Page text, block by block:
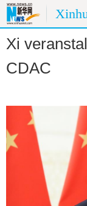
HOME
FOTOS
KÜCHE
Xi
CDAC